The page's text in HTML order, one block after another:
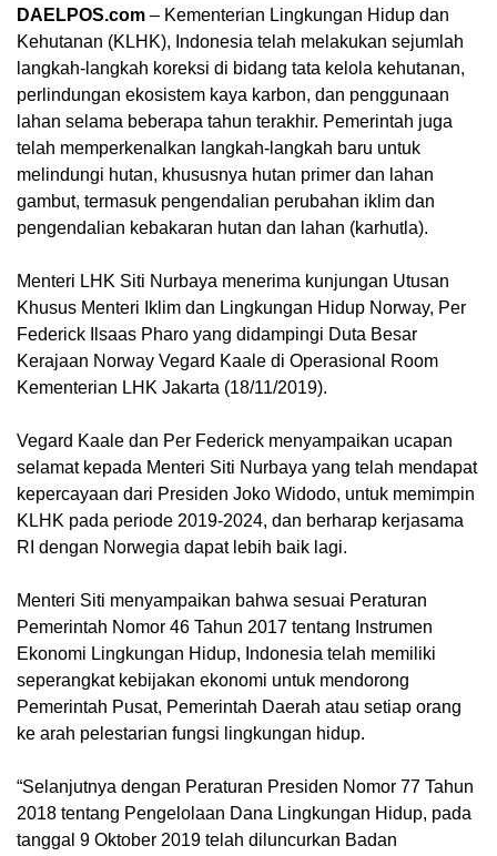
DAELPOS.com – Kementerian Lingkungan Hidup dan
Kehutanan (KLHK), Indonesia telah melakukan sejumlah
langkah-langkah koreksi di bidang tata kelola kehutanan,
perlindungan ekosistem kaya karbon, dan penggunaan
lahan selama beberapa tahun terakhir. Pemerintah juga
telah memperkenalkan langkah-langkah baru untuk
melindungi hutan, khususnya hutan primer dan lahan
gambut, termasuk pengendalian perubahan iklim dan
pengendalian kebakaran hutan dan lahan (karhutla).
Menteri LHK Siti Nurbaya menerima kunjungan Utusan
Khusus Menteri Iklim dan Lingkungan Hidup Norway, Per
Federick Ilsaas Pharo yang didampingi Duta Besar
Kerajaan Norway Vegard Kaale di Operasional Room
Kementerian LHK Jakarta (18/11/2019).
Vegard Kaale dan Per Federick menyampaikan ucapan
selamat kepada Menteri Siti Nurbaya yang telah mendapat
kepercayaan dari Presiden Joko Widodo, untuk memimpin
KLHK pada periode 2019-2024, dan berharap kerjasama
RI dengan Norwegia dapat lebih baik lagi.
Menteri Siti menyampaikan bahwa sesuai Peraturan
Pemerintah Nomor 46 Tahun 2017 tentang Instrumen
Ekonomi Lingkungan Hidup, Indonesia telah memiliki
seperangkat kebijakan ekonomi untuk mendorong
Pemerintah Pusat, Pemerintah Daerah atau setiap orang
ke arah pelestarian fungsi lingkungan hidup.
“Selanjutnya dengan Peraturan Presiden Nomor 77 Tahun
2018 tentang Pengelolaan Dana Lingkungan Hidup, pada
tanggal 9 Oktober 2019 telah diluncurkan Badan